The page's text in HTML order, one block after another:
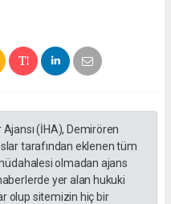
(İHA), Demirören
tarafından eklenen tüm
olmadan ajans
yer alan hukuki
olup sitemizin hiç bir